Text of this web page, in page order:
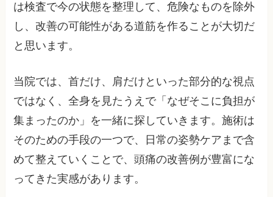
は検査で今の状態を整理して、危険なものを除外
し、改善の可能性がある道筋を作ることが大切だ
と思います。
当院では、首だけ、肩だけといった部分的な視点
ではなく、全身を見たうえで「なぜそこに負担が
集まったのか」を一緒に探していきます。施術は
そのための手段の一つで、日常の姿勢ケアまで含
めて整えていくことで、頭痛の改善例が豊富にな
ってきた実感があります。